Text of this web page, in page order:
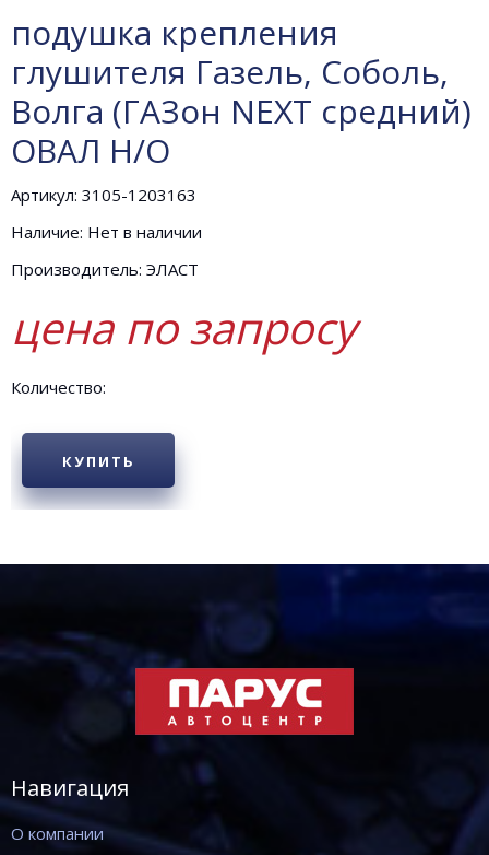
подушка крепления
глушителя Газель, Соболь,
Волга (ГАЗон NEXT средний)
ОВАЛ Н/О
Артикул: 3105-1203163
Наличие: Нет в наличии
Производитель: ЭЛАСТ
цена по запросу
Количество:
КУПИТЬ
Навигация
О компании